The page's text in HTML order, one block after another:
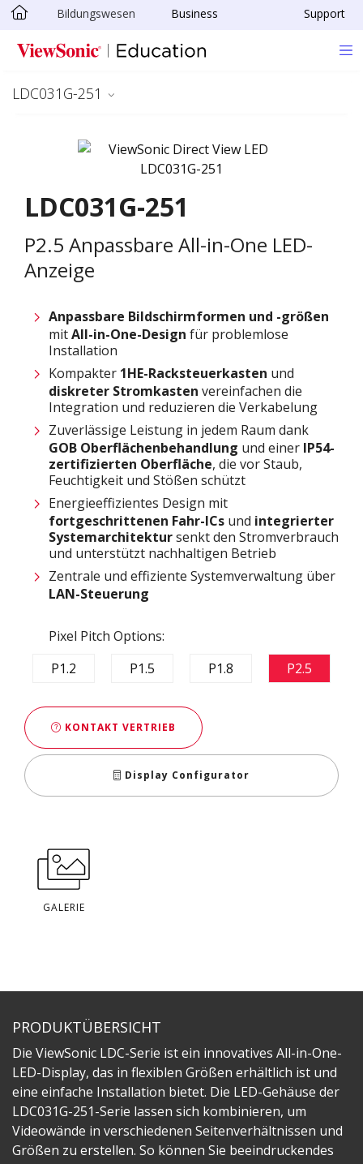
Skip to main content
Bildungswesen Business Support
LDC031G-251
LDC031G-251
P2.5 Anpassbare All-in-One LED-
Anzeige
Anpassbare Bildschirmformen und -größen
mitAll-in-One-Design für problemlose
Installation
Kompakter 1HE-Racksteuerkasten und
diskreter Stromkasten vereinfachen die
Integration und reduzieren die Verkabelung
Zuverlässige Leistung in jedem Raum dank
GOB Oberflächenbehandlung und einer IP54-
zertifizierten Oberfläche, die vor Staub,
Feuchtigkeit und Stößen schützt
Energieeffizientes Design mit
fortgeschrittenen Fahr-ICs und integrierter
Systemarchitektursenkt den Stromverbrauch
und unterstützt nachhaltigen Betrieb
Zentrale und effiziente Systemverwaltung über
LAN-Steuerung
Pixel Pitch Options:
P1.2
P1.5 P1.8 P2.5
KONTAKT VERTRIEB
Display Configurator
GALERIE
PRODUKTÜBERSICHT
Die ViewSonic LDC-Serie ist ein innovatives All-in-One-
LED-Display, das in flexiblen Größen erhältlich ist und
eine einfache Installation bietet. Die LED-Gehäuse der
LDC031G-251-Serie lassen sich kombinieren, um
Videowände in verschiedenen Seitenverhältnissen und
Größen zu erstellen. So können Sie beeindruckendes